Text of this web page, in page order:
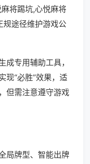
将踢坑,心悦麻将
规途径维护游戏公
成专用辅助工具，
现“必胜”效果，适
但需注意遵守游戏
局牌型、智能出牌